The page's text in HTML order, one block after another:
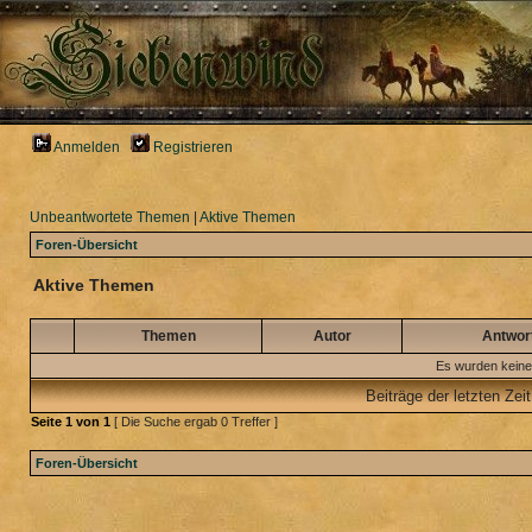
Anmelden Registrieren
Unbeantwortete Themen Aktive Themen
Foren-Übersicht
Aktive Themen
Themen Autor
Es wurden
Beiträge der letzten
Seite 1 von 1 [ Die Suche ergab 0 Treffer ]
Foren-Übersicht